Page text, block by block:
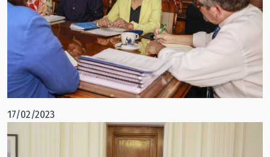
17/02/2023